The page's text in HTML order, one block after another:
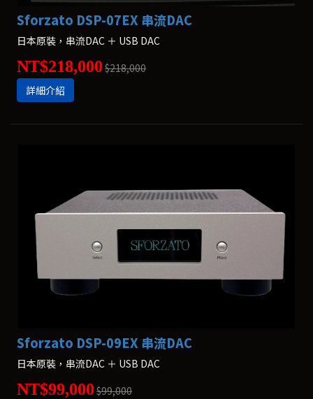
Sforzato DSP-07EX 串流DAC
日本原裝，串流DAC ＋ USB DAC
NT$218,000 $218,000
詳細介紹
Sforzato DSP-09EX 串流DAC
日本原裝，串流DAC ＋ USB DAC
NT$99,000 $99,000